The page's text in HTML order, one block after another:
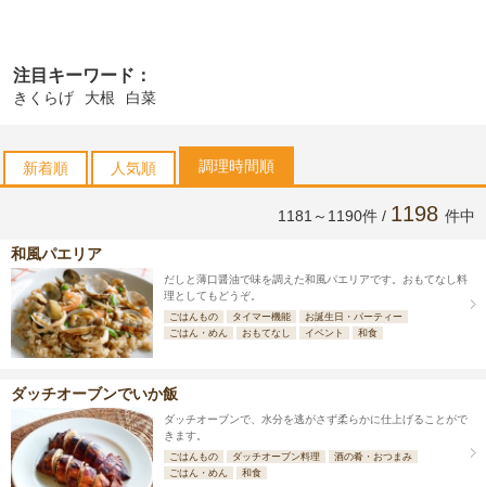
注目キーワード：
きくらげ 大根 白菜
新着順 人気順 調理時間順
1181～1190件 / 1198 件中
和風パエリア
だしと薄口醤油で味を調えた和風パエリアです。おもてなし料
理としてもどうぞ。
ごはんもの タイマー機能
お誕生日・パーティー
ごはん・めん
おもてなし イベント 和食
ダッチオーブンでいか飯
ダッチオーブンで、水分を逃がさず柔らかに仕上げることがで
きます。
ごはんもの ダッチオーブン料理
酒の肴・おつまみ
ごはん・めん
和食